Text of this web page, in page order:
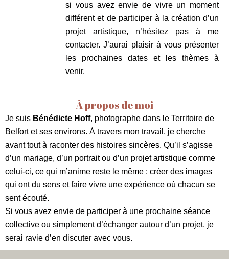
si vous avez envie de vivre un moment
différent et de participer à la création d’un
projet artistique, n’hésitez pas à me
contacter. J’aurai plaisir à vous présenter
les prochaines dates et les thèmes à
venir.
À propos de moi
Je suis Bénédicte Hoff, photographe dans le Territoire de
Belfort et ses environs. À travers mon travail, je cherche
avant tout à raconter des histoires sincères. Qu’il s’agisse
d’un mariage, d’un portrait ou d’un projet artistique comme
celui-ci, ce qui m’anime reste le même : créer des images
qui ont du sens et faire vivre une expérience où chacun se
sent écouté.
Si vous avez envie de participer à une prochaine séance
collective ou simplement d’échanger autour d’un projet, je
serai ravie d’en discuter avec vous.